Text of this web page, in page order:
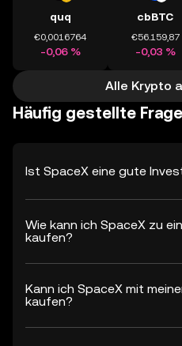
quq
€0,0016764
-0,06 %
cbBTC
€56.159,87
-0,03 %
Alle Krypto
Häufig gestellte
Ist SpaceX eine gute
Wie kann ich SpaceX zu
kaufen?
Kann ich SpaceX mit
kaufen?